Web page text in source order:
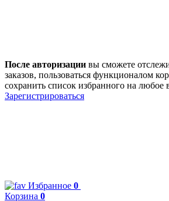
После авторизации вы сможете
заказов, пользоваться функционалом
сохранить список избранного на любое
Зарегистрироваться
Избранное 0
Корзина 0